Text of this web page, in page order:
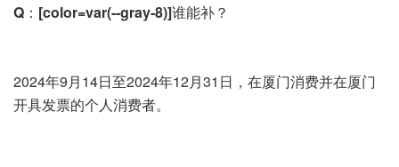
Q：[color=var(--gray-8)]谁能补？
2024年9月14日至2024年12月31日，在厦门消费并在厦门
开具发票的个人消费者。